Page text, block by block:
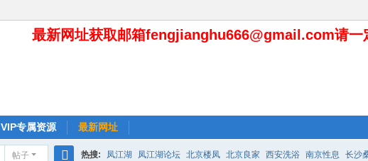
最新网址获取邮箱fengjianghu666@gmail.com请一
VIP专属资源 最新网址
帖子 热搜: 凤江湖 凤江湖论坛 北京楼凤 北京良家 西安洗浴 南京性息 长沙